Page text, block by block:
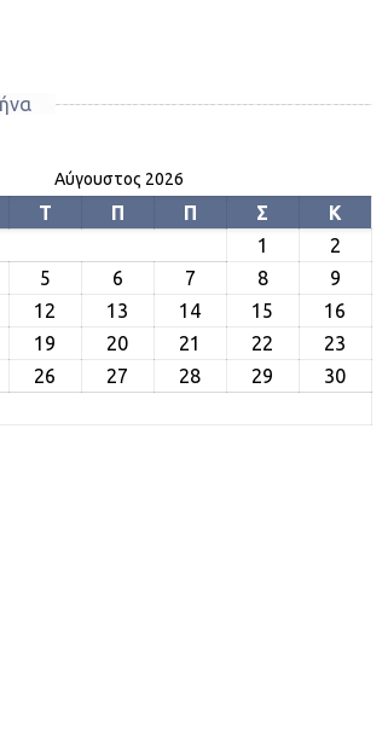
Αύγουστος 2026
Τ Π Π Σ
Κ
1
2
5 6 7 8
9
12 13 14 15
16
19 20 21 22
23
26 27 28 29
30